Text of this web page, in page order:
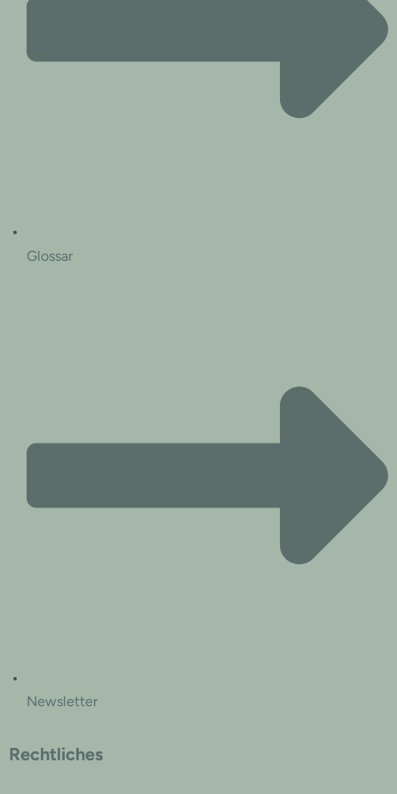
Glossar
Newsletter
Rechtliches